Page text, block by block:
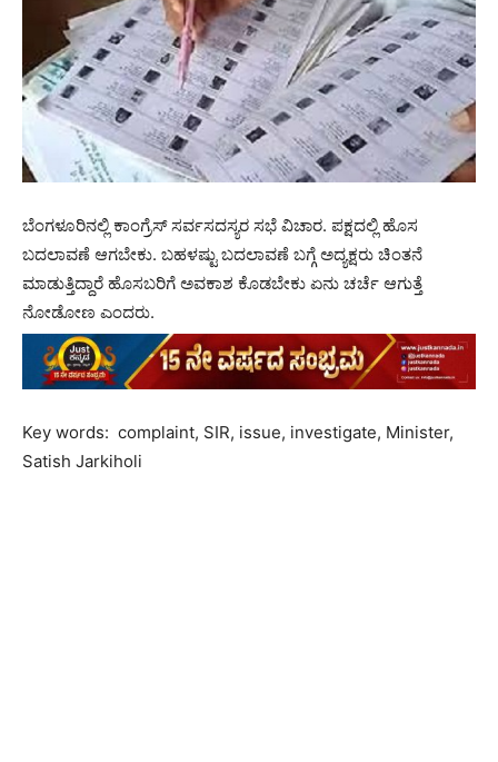
ಬೆಂಗಳೂರಿನಲ್ಲಿ ಕಾಂಗ್ರೆಸ್ ಸರ್ವಸದಸ್ಯರ ಸಭೆ ವಿಚಾರ. ಪಕ್ಷದಲ್ಲಿ ಹೊಸ
ಬದಲಾವಣೆ ಆಗಬೇಕು. ಬಹಳಷ್ಟು ಬದಲಾವಣೆ ಬಗ್ಗೆ ಅದ್ಯಕ್ಷರು ಚಿಂತನೆ
ಮಾಡುತ್ತಿದ್ದಾರೆ ಹೊಸಬರಿಗೆ ಅವಕಾಶ ಕೊಡಬೇಕು ಏನು ಚರ್ಚೆ ಆಗುತ್ತೆ
ನೋಡೋಣ ಎಂದರು.
Key words: complaint, SIR, issue, investigate, Minister,
Satish Jarkiholi